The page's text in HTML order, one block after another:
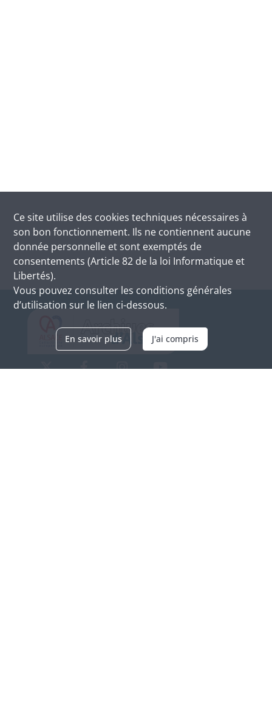
Ce site utilise des cookies techniques nécessaires à
son bon fonctionnement. Ils ne contiennent aucune
donnée personnelle et sont exemptés de
consentements (Article 82 de la loi Informatique et
Libertés).
Vous pouvez consulter les conditions générales
d’utilisation sur le lien ci-dessous.
En savoir plus J'ai compris